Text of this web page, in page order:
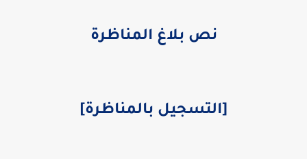
نص بلاغ المناظرة
التسجيل بالمناظرة]